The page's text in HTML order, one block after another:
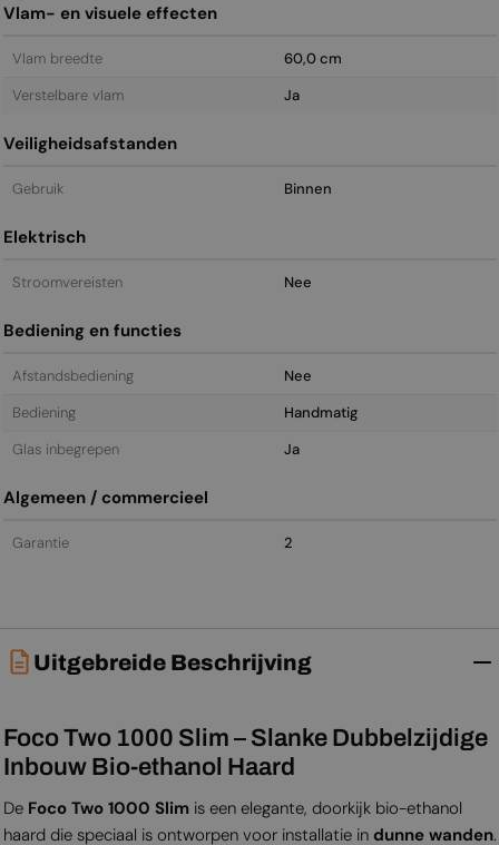
Vlam- en visuele effecten
Vlam breedte
60,0 cm
Verstelbare vlam
Ja
Veiligheidsafstanden
Gebruik Binnen
Elektrisch
Stroomvereisten Nee
Bediening en functies
Afstandsbediening
Nee
Bediening
Handmatig
Glas inbegrepen
Ja
Algemeen / commercieel
Garantie 2
Uitgebreide Beschrijving
Foco Two 1000 Slim – Slanke Dubbelzijdige
Inbouw Bio-ethanol Haard
De Foco Two 1000 Slimis een elegante, doorkijk bio-ethanol
haard die speciaal is ontworpen voor installatie in dunne wanden.